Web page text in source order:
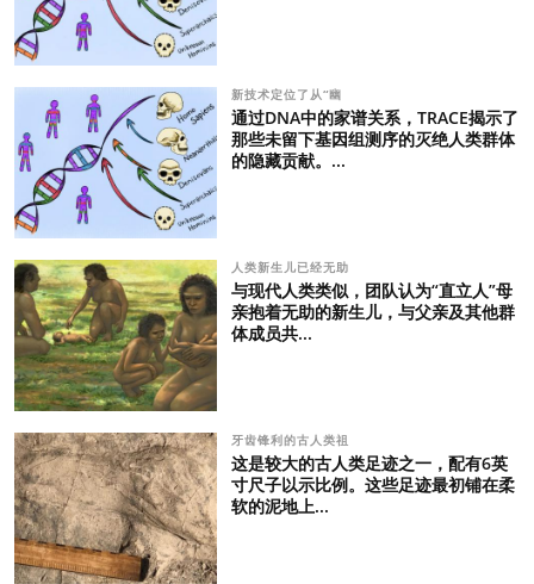
新技术定位了从“幽
通过DNA中的家谱关系，TRACE揭示了
那些未留下基因组测序的灭绝人类群体
的隐藏贡献。...
人类新生儿已经无助
与现代人类类似，团队认为“直立人”母
亲抱着无助的新生儿，与父亲及其他群
体成员共...
牙齿锋利的古人类祖
这是较大的古人类足迹之一，配有6英
寸尺子以示比例。这些足迹最初铺在柔
软的泥地上...